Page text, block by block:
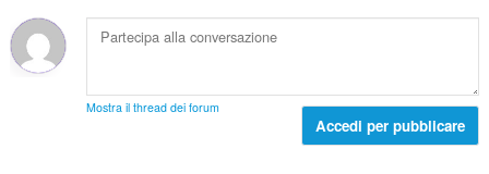
i
:u
d
z
i
e
d
i
t
o
l
Mostra il thread dei forum
Accedi per pubblicare